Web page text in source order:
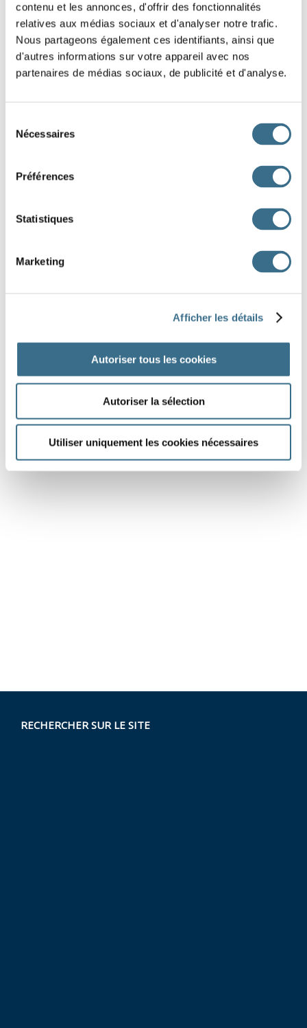
contenu et les annonces, d'offrir des fonctionnalités
relatives aux médias sociaux et d'analyser notre trafic.
Nous partageons également ces identifiants, ainsi que
d'autres informations sur votre appareil avec nos
partenaires de médias sociaux, de publicité et d'analyse.
Nécessaires
Préférences
Statistiques
Marketing
Afficher les détails
Autoriser tous les cookies
Autoriser la sélection
Utiliser uniquement les cookies nécessaires
Click on the syllables and click on the pictures!
va - ve - vi - vo - vu
VÉ
Dessin Fotolia © ylivdesign, Marco Saracco
RECHERCHER SUR LE SITE